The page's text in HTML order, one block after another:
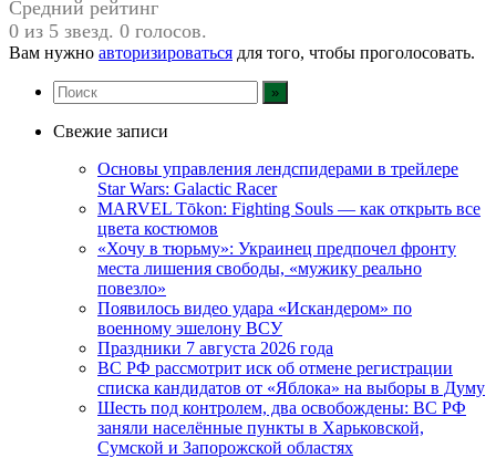
Средний рейтинг
0 из 5 звезд. 0 голосов.
Вам нужно авторизироваться для того, чтобы проголосовать.
Свежие записи
Основы управления лендспидерами в трейлере
Star Wars: Galactic Racer
MARVEL Tōkon: Fighting Souls — как открыть все
цвета костюмов
«Хочу в тюрьму»: Украинец предпочел фронту
места лишения свободы, «мужику реально
повезло»
Появилось видео удара «Искандером» по
военному эшелону ВСУ
Праздники 7 августа 2026 года
ВС РФ рассмотрит иск об отмене регистрации
списка кандидатов от «Яблока» на выборы в Думу
Шесть под контролем, два освобождены: ВС РФ
заняли населённые пункты в Харьковской,
Сумской и Запорожской областях